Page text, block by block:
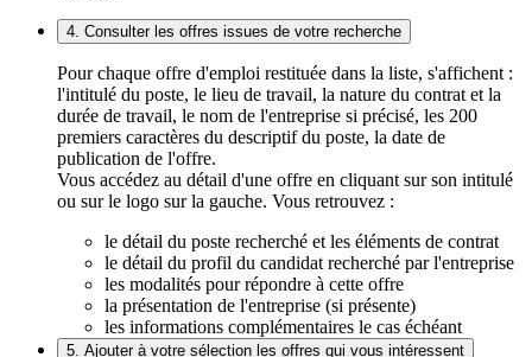
4. Consulter les offres issues de votre recherche
Pour chaque offre d'emploi restituée dans la liste, s'affichent :
l'intitulé du poste, le lieu de travail, la nature du contrat et la
durée de travail, le nom de l'entreprise si précisé, les 200
premiers caractères du descriptif du poste, la date de
publication de l'offre.
Vous accédez au détail d'une offre en cliquant sur son intitulé
ou sur le logo sur la gauche. Vous retrouvez :
le détail du poste recherché et les éléments de contrat
le détail du profil du candidat recherché par l'entreprise
les modalités pour répondre à cette offre
la présentation de l'entreprise (si présente)
les informations complémentaires le cas échéant
5. Ajouter à votre sélection les offres qui vous intéressent